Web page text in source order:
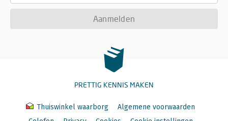
Aanmelden
PRETTIG KENNIS MAKEN
Thuiswinkel waarborg
Algemene voorwaarden